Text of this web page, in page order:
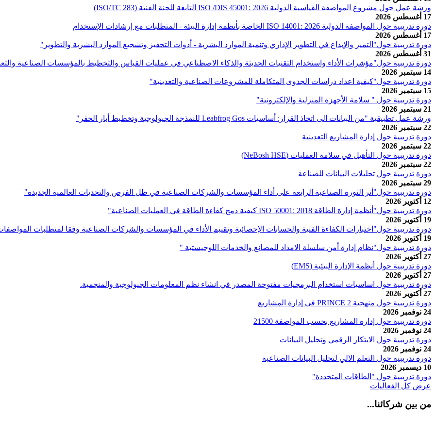
ورشة عمل حول مشروع المواصفة القياسية الدولية ISO /DIS 45001: 2026 التابعة للجنة الفنية (ISO/TC 283)
17 أغسطس 2026
دورة تدريبية حول المواصفة الدولية ISO 14001: 2026 الخاصة بأنظمة إدارة البيئة - المتطلبات مع إرشادات الإستخدام
17 أغسطس 2026
دورة تدريبية حول"التميز والإبداع في التطوير الإداري وتنمية الموارد البشرية - أدوات التحفيز وتشجيع الموارد البشرية والتطوير"
31 أغسطس 2026
دورة تدريبية حول"مؤشرات الأداء واستخدام التقنيات الحديثة والذكاء الاصطناعي في عمليات القياس والتخطيط بالمؤسسات الصناعية
14 سبتمبر 2026
دورة تدريبية حول"كيفية اعداد دراسات الجدوى المتكاملة للمشروعات الصناعية والتعدينية"
15 سبتمبر 2026
دورة تدريبية حول " سلامة الأجهزة المنزلية والإلكترونية"
21 سبتمبر 2026
ورشة عمل تطبيقية "من البيانات الى اتخاذ القرار: أساسيات Leabfrog Gos للنمذجة الجيولوجية وتخطيط أبار الحفر"
22 سبتمبر 2026
دورة تدريبية حول إدارة المشاريع التعدينية
22 سبتمبر 2026
دورة تدريبية حول التأهيل في سلامة العمليات (NeBosh HSE)
22 سبتمبر 2026
دورة تدريبية حول تحليلات البيانات للصناعة
29 سبتمبر 2026
دورة تدريبية حول"أثر الثورة الصناعية الرابعة على أداء المؤسسات والشركات الصناعية في ظل الفرص والتحديات العالمية الجديدة"
12 أكتوير 2026
دورة تدريبية حول"أنظمة إدارة الطاقة ISO 50001: 2018 كيفية دمج كفاءة الطاقة في العمليات الصناعية"
19 أكتوير 2026
دورة تدريبية حول"اختبارات الكفاءة الفنية والحسابات الإحصائية وتقييم الأداء في المؤسسات والشركات الصناعية وفقا لمتطلبات
19 أكتوير 2026
دورة تدريبية حول"نظام إدارة أمن سلسلة الامداد للمصانع والخدمات اللوجيستية "
27 أكتوير 2026
دورة تدريبية حول أنظمة الإدارة البيئية (EMS)
27 أكتوير 2026
دورة تدريبية حول اساسيات استخدام البرمجيات مفتوحة المصدر في انشاء نظم المعلومات الجيولوجية والمنجمية.
27 أكتوير 2026
دورة تدريبية حول منهجية PRINCE 2 في إدارة المشاريع
24 نوفمبر 2026
دورة تدريبية حول إدارة المشاريع بحسب المواصفة 21500
24 نوفمبر 2026
دورة تدريبية حول الابتكار الرقمي وتحليل البيانات
24 نوفمبر 2026
دورة تدريبية حول التعلم الالي لتحليل البيانات الصناعية
10 ديسمبر 2026
دورة تدريبية حول "الطاقات المتجددة"
عرض كل الفعاليات
من بين شركائنا...